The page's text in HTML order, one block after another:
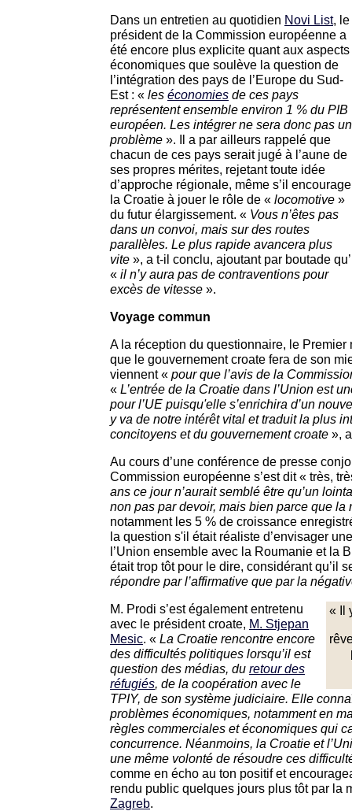
Dans un entretien au quotidien Novi List, le
président de la Commission européenne a
été encore plus explicite quant aux aspects
économiques que soulève la question de
l’intégration des pays de l’Europe du Sud-
Est : « les économies de ces pays
représentent ensemble environ 1 % du PIB
européen. Les intégrer ne sera donc pas un
problème ». Il a par ailleurs rappelé que
chacun de ces pays serait jugé à l’aune de
ses propres mérites, rejetant toute idée
d’approche régionale, même s’il encourage
la Croatie à jouer le rôle de « locomotive »
du futur élargissement. « Vous n’êtes pas
dans un convoi, mais sur des routes
parallèles. Le plus rapide avancera plus
vite », a t-il conclu, ajoutant par boutade qu’
« il n’y aura pas de contraventions pour
excès de vitesse ».
Voyage commun
A la réception du questionnaire, le Premier
que le gouvernement croate fera de son
viennent« pour que l’avis de la
« L’entrée de la Croatie dans l’Union est
pour l’UE puisqu'elle s’enrichira d’un
y va de notre intérêt vital et traduit la plus
concitoyens et du gouvernement croate »,
Au cours d’une conférence de presse
Commission européenne s’est dit « très,
ans ce jour n’aurait semblé être qu’un
non pas par devoir, mais bien parce que la
notamment les 5 % de croissance
la question s'il était réaliste d’envisager
l’Union ensemble avec la Roumanie et la
était trop tôt pour le dire, considérant qu’il
répondre par l’affirmative que par la
« Il
M. Prodi s’est également entretenu
avec le président croate, M. Stjepan
Mesic. « La Croatie rencontre encore
des difficultés politiques lorsqu’il est
question des médias, du retour des
réfugiés, de la coopération avec le
TPIY, de son système judiciaire. Elle
problèmes économiques, notamment en
règles commerciales et économiques qui
concurrence. Néanmoins, la Croatie et
une même volonté de résoudre ces
comme en écho au ton positif et
rendu public quelques jours plus tôt par la
Zagreb.